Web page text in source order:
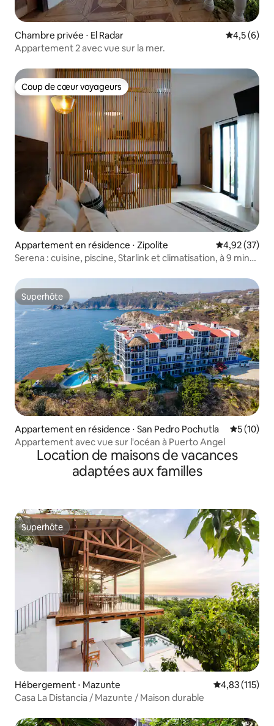
Chambre privée ⋅ El Radar Évaluation
4,5 (6)
Appartement 2 avec vue sur la mer.
Coup de cœur voyageurs
Coup de cœur voyageurs
Appartement en résidence ⋅ Zipolite Évaluation
4,92 (37)
Serena : cuisine, piscine, Starlink et climatisation, à 9 min
Superhôte
Superhôte
Appartement en résidence ⋅ San Pedro Pochutla
5 (10)
Appartement avec vue sur l'océan à Puerto Angel
Location de maisons de vacances
adaptées aux familles
Superhôte
Superhôte
Hébergement ⋅ Mazunte Évaluation
4,83 (115)
Casa La Distancia / Mazunte / Maison durable